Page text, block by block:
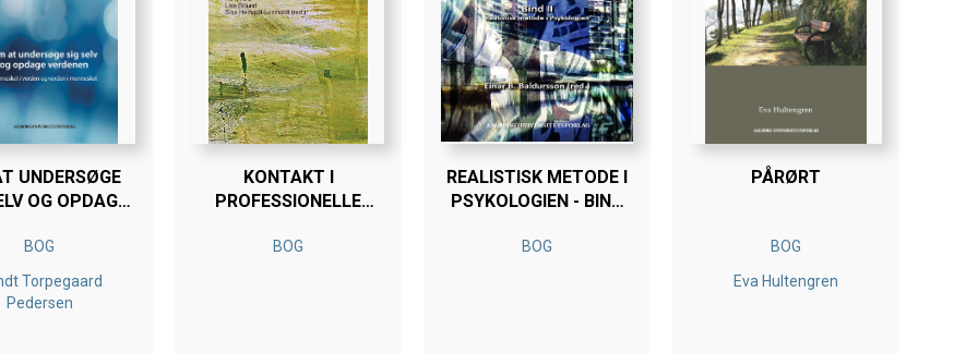
UNDERSØGE
OG OPDAGE
BOG
Torpegaard
Pedersen
KONTAKT I
PROFESSIONELLE
BOG
REALISTISK METODE I
PSYKOLOGIEN - BIND
BOG
PÅRØRT
BOG
Eva Hultengren